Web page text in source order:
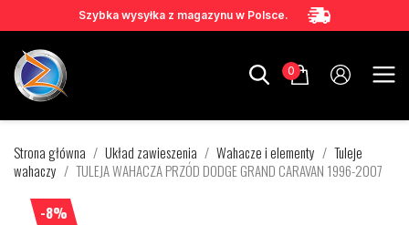
Szybka wysyłka z magazynu w Polsce.
0
Strona główna Układ zawieszenia Wahacze i elementy
Tuleje
wahaczy
TULEJA WAHACZA PRZÓD DODGE GRAND CARAVAN 1996-2007
-8%